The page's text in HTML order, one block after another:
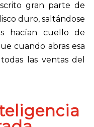
gran parte de
duro, saltándose
hacían cuello de
cuando abras esa
las ventas del